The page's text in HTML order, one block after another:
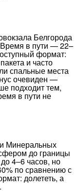
Белгорода
Время в пути — 22–
формат:
и часто
спальные места
очевиден —
подходит тем,
в пути не
Минеральных
до границы
4–6 часов, но
по сравнению с
долететь, а